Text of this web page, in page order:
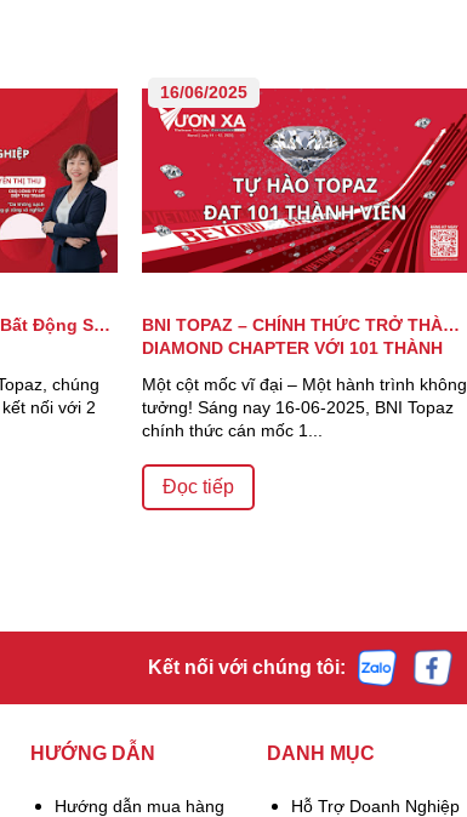
Động Sản
chúng
nối với 2
16/06/2025
BNI TOPAZ – CHÍNH THỨC TRỞ THÀNH
DIAMOND CHAPTER VỚI 101 THÀNH
Một cột mốc vĩ đại – Một hành trình không
tưởng! Sáng nay 16-06-2025, BNI Topaz
chính thức cán mốc 1...
Đọc tiếp
Kết nối với chúng tôi:
HƯỚNG DẪN
Hướng dẫn mua hàng
DANH MỤC
Hỗ Trợ Doanh Nghiệp